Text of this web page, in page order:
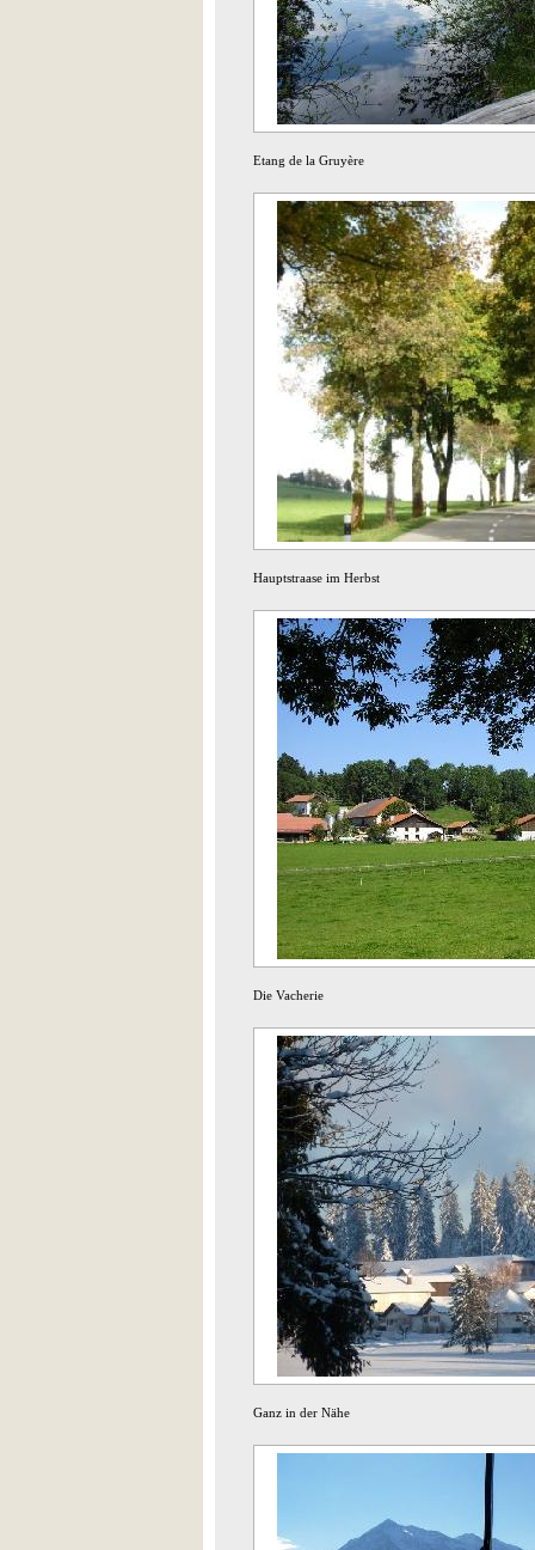
Etang de la Gruyère
Hauptstraase im Herbst
Die Vacherie
Ganz in der Nähe